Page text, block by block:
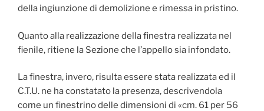
della ingiunzione di demolizione e rimessa in pristino.
Quanto alla realizzazione della finestra realizzata nel
fienile, ritiene la Sezione che l’appello sia infondato.
La finestra, invero, risulta essere stata realizzata ed il
C.T.U. ne ha constatato la presenza, descrivendola
come un finestrino delle dimensioni di «cm. 61 per 56